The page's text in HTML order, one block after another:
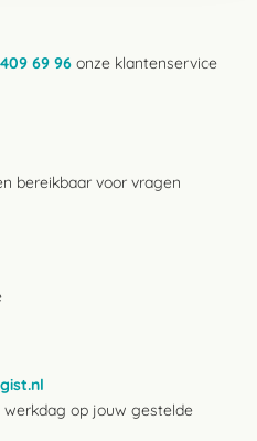
69 96 onze klantenservice
bereikbaar voor vragen
werkdag op jouw gestelde